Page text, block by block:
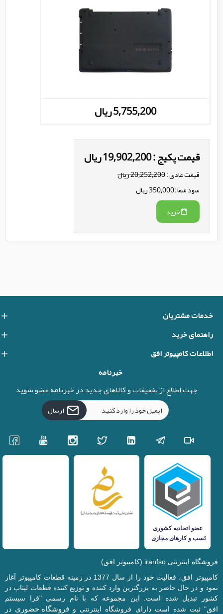
5,755,200 ریال
قیمت پکیج : 19,902,200 ریال
قیمت عادی :20,252,200 ریال
سود شما :350,000 ریال
خرید
خدمات مشتریان
راهنمای خرید
اطلاعات کامپیوتر افق
خبرنامه
جهت اطلاع از تخفیفات و کالاهای جدید در خبرنامه عضو شوید
ارسال
فروشگاه اینترنتی iranfso (کامپیوتر افق)
کامپیوتر افق، فعالیت خود را از سال 1377 در زمینه قطعات کامپیوتر آغاز
نمود و در حال حاضر به بزرگترین وارد کننده و توزیع کننده قطعات لپتاپ در
کشور تبدیل شده است. این مجموعه که با نام رسمی "فرا سیستم
افق" ثبت شده است دارای فروشگاه اینترنتی و فروشگاه حضوری در